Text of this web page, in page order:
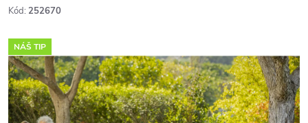
Kód: 252670
NÁŠ TIP